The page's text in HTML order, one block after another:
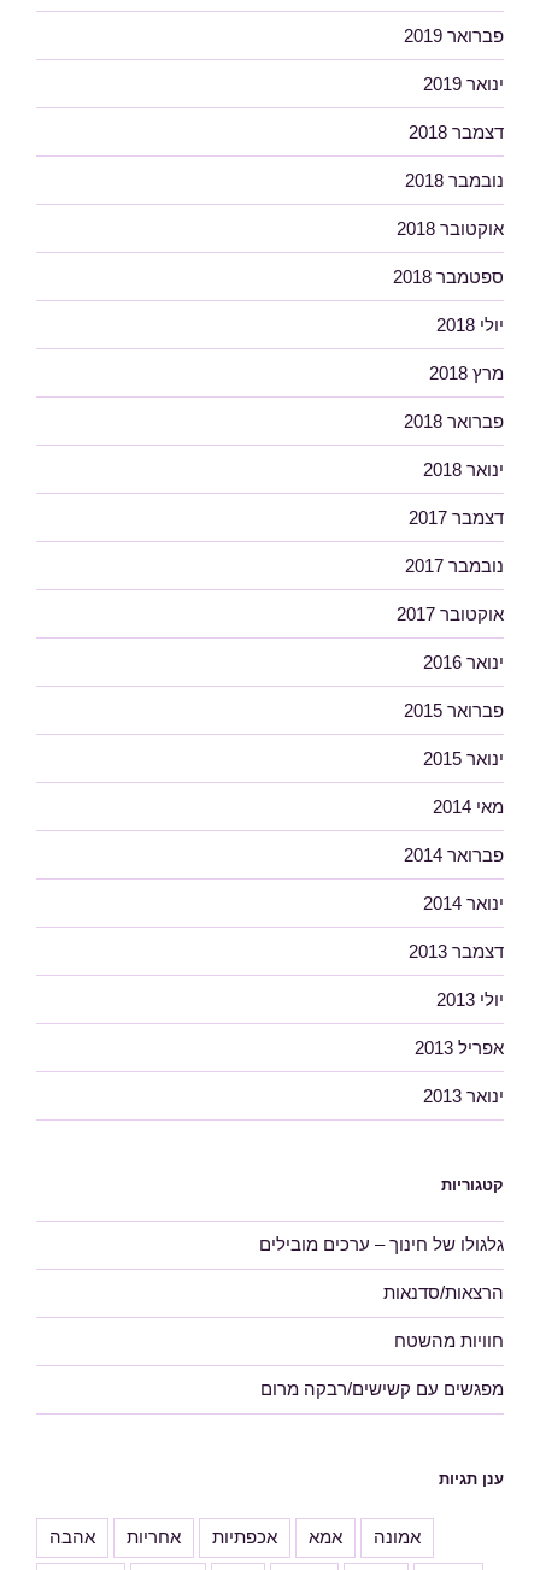
פברואר 2019
ינואר 2019
דצמבר 2018
נובמבר 2018
אוקטובר 2018
ספטמבר 2018
יולי 2018
מרץ 2018
פברואר 2018
ינואר 2018
דצמבר 2017
נובמבר 2017
אוקטובר 2017
ינואר 2016
פברואר 2015
ינואר 2015
מאי 2014
פברואר 2014
ינואר 2014
דצמבר 2013
יולי 2013
אפריל 2013
ינואר 2013
קטגוריות
גלגולו של חינוך – ערכים מובילים
הרצאות/סדנאות
חוויות מהשטח
מפגשים עם קשישים/רבקה מרום
ענן תגיות
אהבה אחריות אכפתיות אמא אמונה